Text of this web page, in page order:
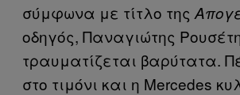
σύμφωνα με τίτλο της
οδηγός, Παναγιώτης
τραυματίζεται βαρύτατα.
στο τιμόνι και η Mercedes